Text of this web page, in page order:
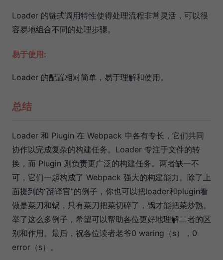
Loader 的链式调用特性使得处理流程非常灵活，可以很
容易地组合不同的处理步骤。
易于使用:
Loader 的配置相对简单，易于理解和使用。
总结
Loader 和 Plugin 在 Webpack 中各有专长，它们共同
协作以完成复杂的构建任务。Loader 专注于文件的转
换，而 Plugin 则负责更广泛的构建任务。两者缺一不
可，它们一起构成了 Webpack 强大的构建能力。除了上
面提到的“翻译官”的例子，你也可以把loader和plugin看
做是菜刀和锅，只有菜刀把菜切碎了，锅才能把菜炒熟。
举了这么多例子，希望可以帮助各位更好地理解二者的区
别和作用。最后，祝各位读者老爷0 waring（s），0
error（s）。